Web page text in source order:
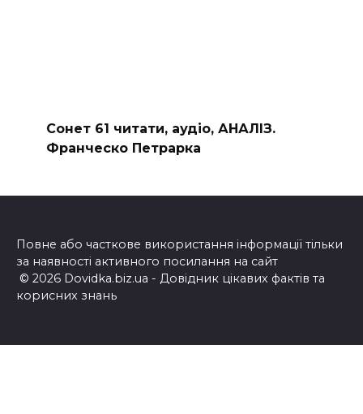
Сонет 61 читати, аудіо, АНАЛІЗ.
Франческо Петрарка
Повне або часткове використання інформації тільки
за наявності активного посилання на сайт
© 2026 Dovidka.biz.ua - Довідник цікавих фактів та
корисних знань